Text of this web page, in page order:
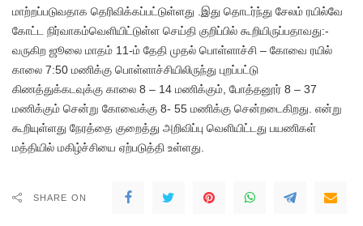
மாற்றப்படுவதாக தெரிவிக்கப்பட்டுள்ளது .இது தொடர்ந்து சேலம் ரயில்வே
கோட்ட நிர்வாகம்வெளியிட்டுள்ள செய்தி குறிப்பில் கூறியிருப்பதாவது:-
வருகிற ஜூலை மாதம் 11-ம் தேதி முதல் பொள்ளாச்சி – கோவை ரயில்
காலை 7:50 மணிக்கு பொள்ளாச்சியிலிருந்து புறப்பட்டு
கிணத்துக்கடவுக்கு காலை 8 – 14 மணிக்கும், போத்தனூர் 8 – 37
மணிக்கும் சென்று கோவைக்கு 8- 55 மணிக்கு சென்றடைகிறது. என்று
கூறியுள்ளது நேரத்தை குறைத்து அறிவிப்பு வெளியிட்டது பயணிகள்
மத்தியில் மகிழ்ச்சியை ஏற்படுத்தி உள்ளது.
SHARE ON